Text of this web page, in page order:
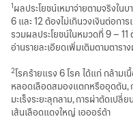
1ผลประโยชน์เหมาจ่ายตามจริงใน
6 และ 12 ต้องไม่เกินวงเงินต่อก
รวมผลประโยชน์ในหมวดที่ 9 –
อ่านรายละเอียดเพิ่มเติมตามตารา
2โรคร้ายแรง 6 โรค ได้แก่ กล้ามเ
หลอดเลือดสมองแตกหรืออุดตัน, ก
มะเร็งระยะลุกลาม, การผ่าตัดเปลี่
เส้นเลือดแดงใหญ่ เอออร์ต้า